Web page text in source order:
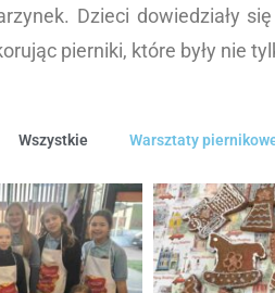
Dzieci dowiedziały
pierniki, które były nie
Wszystkie Warsztaty